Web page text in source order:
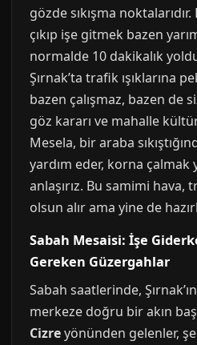
gözde sıkışma
çıkıp işe gitmek bazen
normalde 10 dakikalık
Şırnak’ta trafik ışıklarına
bazen çalışmaz, bazen de
göz kararı ve mahalle
Mesela, bir araba
yardım eder, korna çalmak
anlaşırız. Bu samimi
olsun alır ama yine de
Sabah Mesaisi: İşe
Gereken Güzergahlar
Sabah saatlerinde,
merkeze doğru bir akın
Cizreyönünden gelenler,